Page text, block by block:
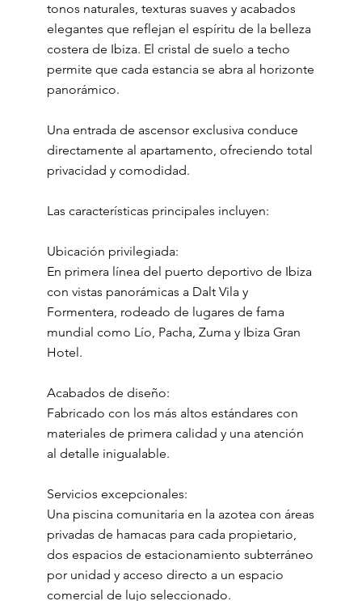
tonos naturales, texturas suaves y acabados
elegantes que reflejan el espíritu de la belleza
costera de Ibiza. El cristal de suelo a techo
permite que cada estancia se abra al horizonte
panorámico.
Una entrada de ascensor exclusiva conduce
directamente al apartamento, ofreciendo total
privacidad y comodidad.
Las características principales incluyen:
Ubicación privilegiada:
En primera línea del puerto deportivo de Ibiza
con vistas panorámicas a Dalt Vila y
Formentera, rodeado de lugares de fama
mundial como Lío, Pacha, Zuma y Ibiza Gran
Hotel.
Acabados de diseño:
Fabricado con los más altos estándares con
materiales de primera calidad y una atención
al detalle inigualable.
Servicios excepcionales:
Una piscina comunitaria en la azotea con áreas
privadas de hamacas para cada propietario,
dos espacios de estacionamiento subterráneo
por unidad y acceso directo a un espacio
comercial de lujo seleccionado.